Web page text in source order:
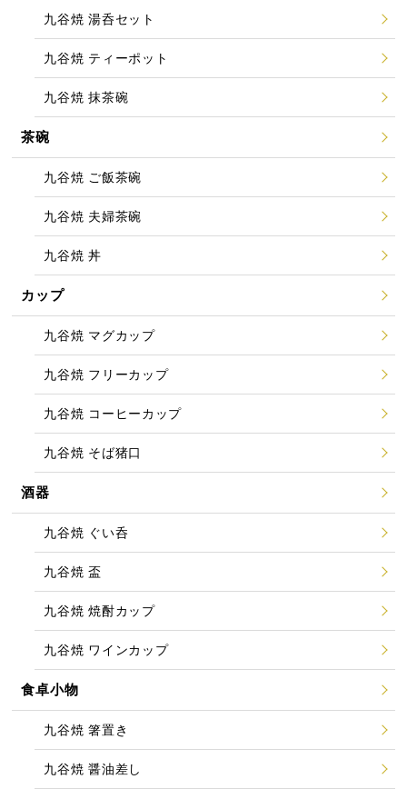
九谷焼 湯呑セット
九谷焼 ティーポット
九谷焼 抹茶碗
茶碗
九谷焼 ご飯茶碗
九谷焼 夫婦茶碗
九谷焼 丼
カップ
九谷焼 マグカップ
九谷焼 フリーカップ
九谷焼 コーヒーカップ
九谷焼 そば猪口
酒器
九谷焼 ぐい呑
九谷焼 盃
九谷焼 焼酎カップ
九谷焼 ワインカップ
食卓小物
九谷焼 箸置き
九谷焼 醤油差し